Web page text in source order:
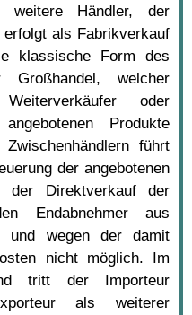
weitere Händler, der
als Fabrikverkauf
klassische Form des
Großhandel, welcher
oder
Produkte
führt
der angebotenen
Direktverkauf der
Endabnehmer aus
und wegen der damit
nicht möglich. Im
tritt der Importeur
als weiterer